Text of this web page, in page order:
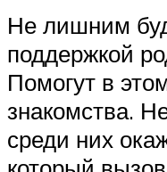
Не лишним
поддержкой
Помогут в
знакомства.
среди них